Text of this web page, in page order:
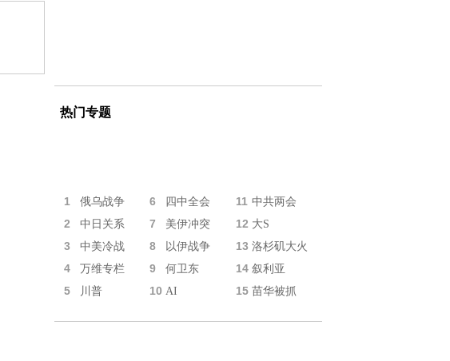
热门专题
1 俄乌战争 6 四中全会 11 中共两会
2 中日关系 7 美伊冲突 12 大S
3 中美冷战 8 以伊战争 13 洛杉矶大火
4 万维专栏 9 何卫东 14 叙利亚
5 川普 10 AI 15 苗华被抓